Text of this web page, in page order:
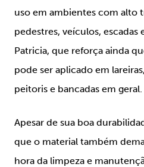
uso em ambientes com alto
pedestres, veículos, escadas
Patricia, que reforça ainda
pode ser aplicado em
peitoris e bancadas em geral.
Apesar de sua boa
que o material também
hora da limpeza e